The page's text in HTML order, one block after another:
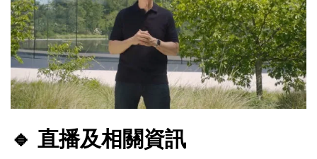
🔹 直播及相關資訊